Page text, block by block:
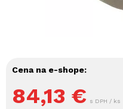
Cena na e-shope:
84,13 € s DPH / ks